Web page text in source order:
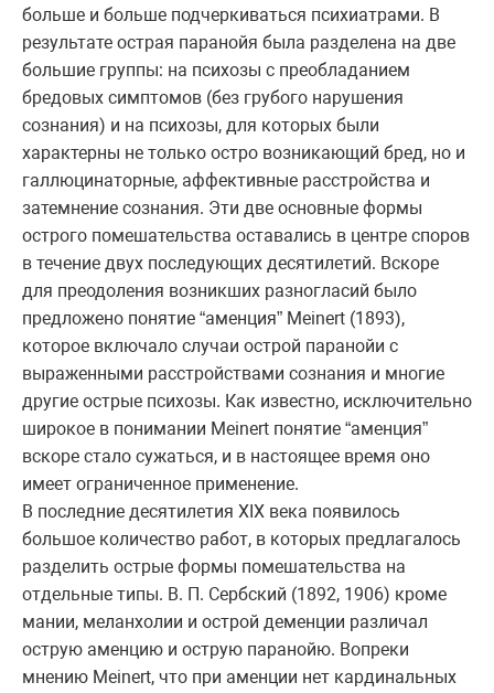
больше и больше подчеркиваться психиатрами. В
результате острая паранойя была разделена на две
большие группы: на психозы с преобладанием
бредовых симптомов (без грубого нарушения
сознания) и на психозы, для которых были
характерны не только остро возникающий бред, но и
галлюцинаторные, аффективные расстройства и
затемнение сознания. Эти две основные формы
острого помешательства оставались в центре споров
в течение двух последующих десятилетий. Вскоре
для преодоления возникших разногласий было
предложено понятие “аменция” Meinert (1893),
которое включало случаи острой паранойи с
выраженными расстройствами сознания и многие
другие острые психозы. Как известно, исключительно
широкое в понимании Meinert понятие “аменция”
вскоре стало сужаться, и в настоящее время оно
имеет ограниченное применение.
В последние десятилетия XIX века появилось
большое количество работ, в которых предлагалось
разделить острые формы помешательства на
отдельные типы. В. П. Сербский (1892, 1906) кроме
мании, меланхолии и острой деменции различал
острую аменцию и острую паранойю. Вопреки
мнению Meinert, что при аменции нет кардинальных